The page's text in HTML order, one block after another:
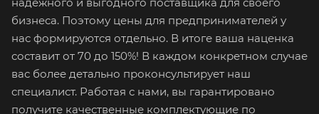
бизнеса. Поэтому цены для предпринимателей у
нас формируются отдельно. В итоге ваша наценка
составит от 70 до 150%! В каждом конкретном случае
вас более детально проконсультирует наш
специалист. Работая с нами, вы гарантировано
получите качественные комплектующие по